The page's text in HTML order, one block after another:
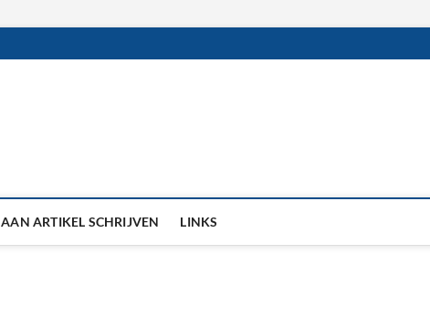
AAN ARTIKEL SCHRIJVEN LINKS